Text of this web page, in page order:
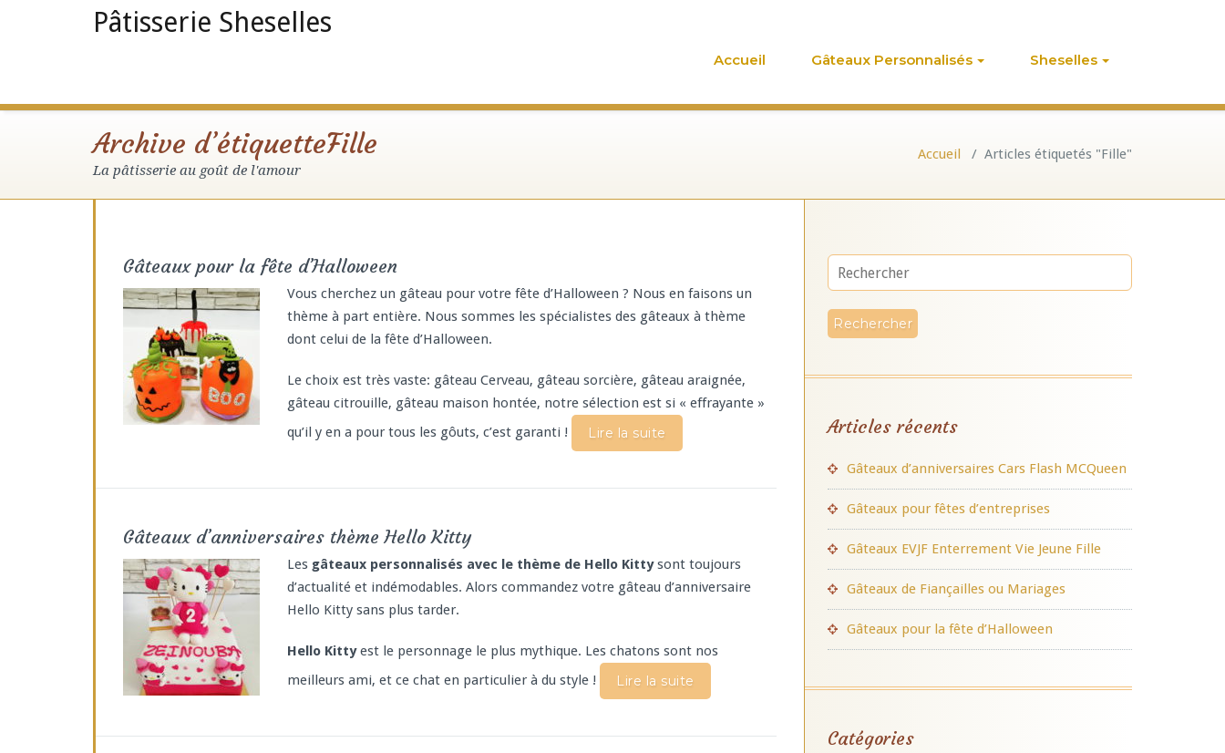
Pâtisserie Sheselles
Accueil Gâteaux Personnalisés Sheselles
Archive d’étiquetteFille
La pâtisserie au goût de l'amour
Accueil / Articles étiquetés "Fille"
Gâteaux pour la fête d’Halloween
Vous cherchez un gâteau pour votre fête d’Halloween ? Nous en faisons un
thème à part entière. Nous sommes les spécialistes des gâteaux à thème
dont celui de la fête d’Halloween.
Le choix est très vaste: gâteau Cerveau, gâteau sorcière, gâteau araignée,
gâteau citrouille, gâteau maison hontée, notre sélection est si « effrayante »
qu’il y en a pour tous les gôuts, c’est garanti !
Lire la suite
Gâteaux d’anniversaires thème Hello Kitty
Les gâteaux personnalisés avec le thème de Hello Kittysont toujours
d’actualité et indémodables. Alors commandez votre gâteau d’anniversaire
Hello Kitty sans plus tarder.
Hello Kittyest le personnage le plus mythique. Les chatons sont nos
meilleurs ami, et ce chat en particulier à du style !
Lire la suite
Articles récents
Gâteaux d’anniversaires Cars Flash MCQueen
Gâteaux pour fêtes d’entreprises
Gâteaux EVJF Enterrement Vie Jeune Fille
Gâteaux de Fiançailles ou Mariages
Gâteaux pour la fête d’Halloween
Catégories